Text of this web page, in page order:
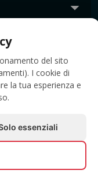
SRL.
del sito
I cookie di
la tua esperienza e
essenziali